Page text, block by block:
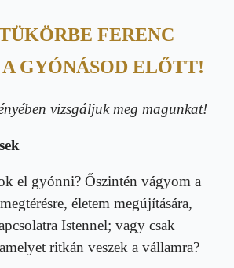
FERENC
GYÓNÁSOD ELŐTT!
vizsgáljuk meg magunkat!
el gyónni? Őszintén vágyom a
életem megújítá­sára,
Istennel; vagy csak
ritkán veszek a vállamra?